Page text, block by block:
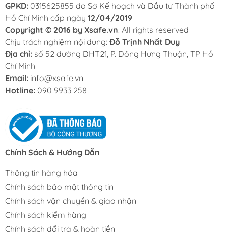
GPKD: 0315625855 do Sở Kế hoạch và Đầu tư Thành phố
Hồ Chí Minh cấp ngày 12/04/2019
Copyright © 2016 by Xsafe.vn. All rights reserved
Chịu trách nghiệm nội dung: Đỗ Trịnh Nhất Duy
Địa chỉ: số 52 đường ĐHT21, P. Đông Hưng Thuận, TP Hồ
Chí Minh
Email: info@xsafe.vn
Hotline: 090 9933 258
Chính Sách & Hướng Dẫn
Thông tin hàng hóa
Chính sách bảo mật thông tin
Chính sách vận chuyển & giao nhận
Chính sách kiểm hàng
Chính sách đổi trả & hoàn tiền